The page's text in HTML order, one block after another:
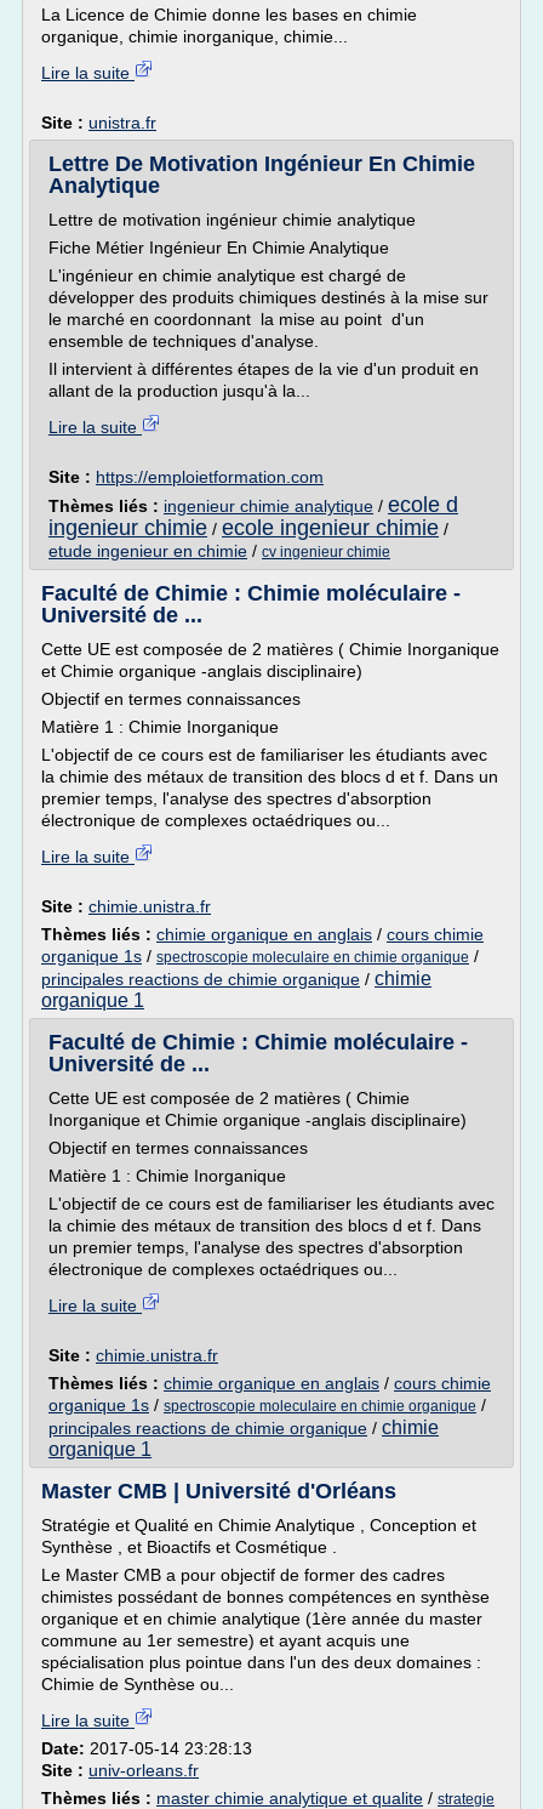
La Licence de Chimie donne les bases en chimie
organique, chimie inorganique, chimie...
Lire la suite
Site : unistra.fr
Lettre De Motivation Ingénieur En Chimie
Analytique
Lettre de motivation ingénieur chimie analytique
Fiche Métier Ingénieur En Chimie Analytique
L'ingénieur en chimie analytique est chargé de
développer des produits chimiques destinés à la mise sur
le marché en coordonnant la mise au point d'un
ensemble de techniques d'analyse.
Il intervient à différentes étapes de la vie d'un produit en
allant de la production jusqu'à la...
Lire la suite
Site : https://emploietformation.com
Thèmes liés : ingenieur chimie analytique / ecole d
ingenieur chimie / ecole ingenieur chimie /
etude ingenieur en chimie / cv ingenieur chimie
Faculté de Chimie : Chimie moléculaire -
Université de ...
Cette UE est composée de 2 matières ( Chimie Inorganique
et Chimie organique -anglais disciplinaire)
Objectif en termes connaissances
Matière 1 : Chimie Inorganique
L'objectif de ce cours est de familiariser les étudiants avec
la chimie des métaux de transition des blocs d et f. Dans un
premier temps, l'analyse des spectres d'absorption
électronique de complexes octaédriques ou...
Lire la suite
Site : chimie.unistra.fr
Thèmes liés : chimie organique en anglais / cours chimie
organique 1s / spectroscopie moleculaire en chimie organique /
principales reactions de chimie organique / chimie
organique 1
Faculté de Chimie : Chimie moléculaire -
Université de ...
Cette UE est composée de 2 matières ( Chimie
Inorganique et Chimie organique -anglais disciplinaire)
Objectif en termes connaissances
Matière 1 : Chimie Inorganique
L'objectif de ce cours est de familiariser les étudiants avec
la chimie des métaux de transition des blocs d et f. Dans
un premier temps, l'analyse des spectres d'absorption
électronique de complexes octaédriques ou...
Lire la suite
Site : chimie.unistra.fr
Thèmes liés : chimie organique en anglais / cours chimie
organique 1s / spectroscopie moleculaire en chimie organique /
principales reactions de chimie organique / chimie
organique 1
Master CMB | Université d'Orléans
Stratégie et Qualité en Chimie Analytique , Conception et
Synthèse , et Bioactifs et Cosmétique .
Le Master CMB a pour objectif de former des cadres
chimistes possédant de bonnes compétences en synthèse
organique et en chimie analytique (1ère année du master
commune au 1er semestre) et ayant acquis une
spécialisation plus pointue dans l'un des deux domaines :
Chimie de Synthèse ou...
Lire la suite
Date: 2017-05-14 23:28:13
Site : univ-orleans.fr
Thèmes liés : master chimie analytique et qualite / strategie